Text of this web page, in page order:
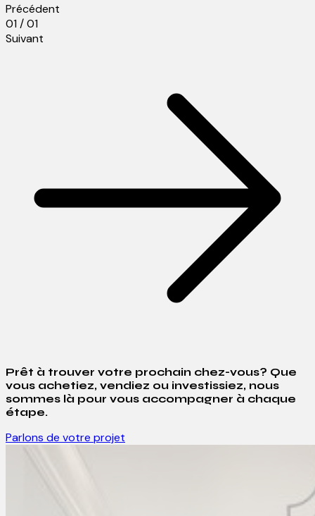
Précédent
01 / 01
Suivant
Prêt à trouver votre prochain chez-vous? Que
vous achetiez, vendiez ou investissiez, nous
sommes là pour vous accompagner à chaque
étape.
Parlons de votre projet